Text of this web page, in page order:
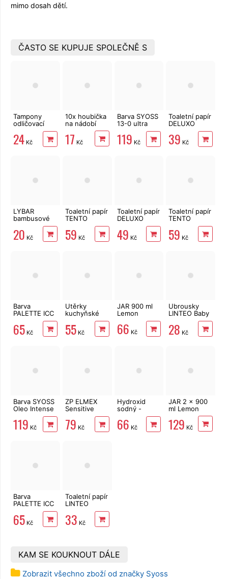
mimo dosah dětí.
ČASTO SE KUPUJE SPOLEČNĚ S
Tampony
odličovací
LINTEO 120
ks
24 Kč
10x houbička
na nádobí
17 Kč
Barva SYOSS
13-0 ultra
zesvětlovač
119 Kč
Toaletní papír
DELUXO
2vrstvý 8 rolí,
158 m
39 Kč
LYBAR
bambusové
tyčinky 200
ks
20 Kč
Toaletní papír
TENTO
Ellegance
Pink 3vrstvý
8 rolí, 144 m
59 Kč
Toaletní papír
DELUXO
3vrstvý 8 rolí,
132 m
49 Kč
Toaletní papír
TENTO
3vrstvý 8 rolí,
144 m
59 Kč
Barva
PALETTE ICC
10-1 ledový
stříbřitě plavý
65 Kč
Utěrky
kuchyňské
TENTO Extra
Strong
3vrstvé, 2
55Kč
JAR 900 ml
Lemon
66 Kč
Ubrousky
LINTEO Baby
lékařský 72
ks
28 Kč
Barva SYOSS
Oleo Intense
9-10 zářivě
plavý
119 Kč
ZP ELMEX
Sensitive
Whitening 75
ml
79 Kč
Hydroxid
sodný -
mikrogranule
1 kg
66 Kč
JAR 2 x 900
ml Lemon
129 Kč
Barva
PALETTE ICC
9,5-1 stříbřitě
plavý
65 Kč
Toaletní papír
LINTEO
Vlhčený 60
ks s dubovou
kůrou
33 Kč
KAM SE KOUKNOUT DÁLE
Zobrazit všechno zboží od značky Syoss